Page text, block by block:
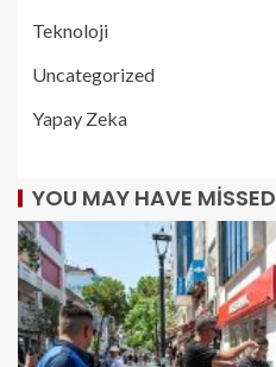
Teknoloji
Uncategorized
Yapay Zeka
YOU MAY HAVE MISSED